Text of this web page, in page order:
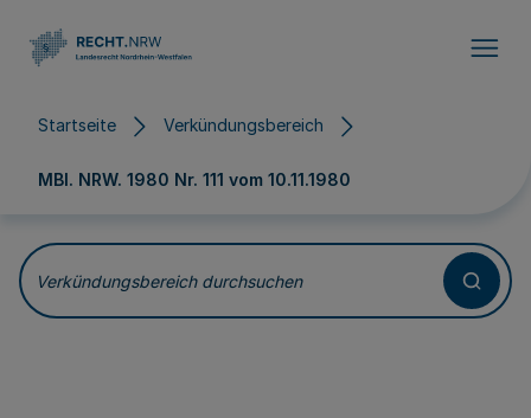
Startseite Verkündungsbereich
MBl. NRW. 1980 Nr. 111 vom 10.11.1980
Verkündungsbereich durchsuchen